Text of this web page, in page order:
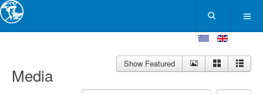
Media
Show Featured